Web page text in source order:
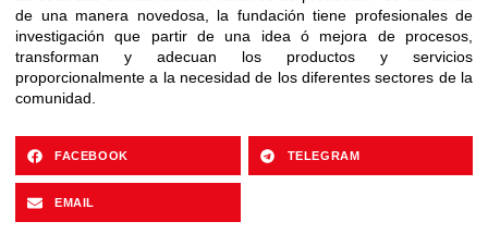
de una manera novedosa, la fundación tiene profesionales de
investigación que partir de una idea ó mejora de procesos,
transforman y adecuan los productos y servicios
proporcionalmente a la necesidad de los diferentes sectores de la
comunidad.
FACEBOOK TELEGRAM
EMAIL